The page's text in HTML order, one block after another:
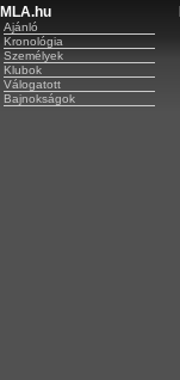
MLA.hu
Ajánló
Kronológia
Személyek
Klubok
Válogatott
Bajnokságok